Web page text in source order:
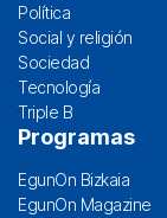
Política
Social y religión
Sociedad
Tecnología
Triple B
Programas
EgunOn Bizkaia
EgunOn Magazine